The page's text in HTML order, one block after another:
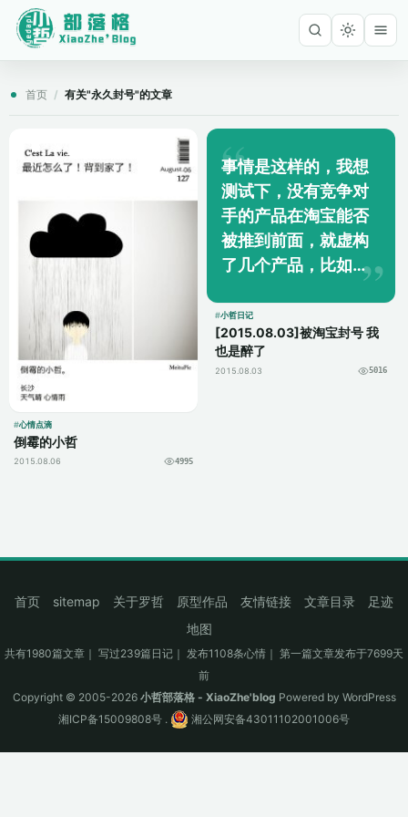
首页 / 有关"永久封号"的文章
心情点滴
倒霉的小哲
2015.08.06 4995
事情是这样的，我想
测试下，没有竞争对
手的产品在淘宝能否
被推到前面，就虚构
了几个产品，比如智
绍里写明了不要拍，
结果淘宝说我发布虚
假商品……永久封号。
小哲日记
[2015.08.03]被淘宝封号 我
也是醉了
2015.08.03 5016
首页 sitemap 关于罗哲 原型作品 友情链接 文章目录
足迹
地图
共有1980篇文章｜ 写过239篇日记｜ 发布1108条心情｜ 第一篇文章发布于7699天
前
Copyright © 2005-2026 小哲部落格 - XiaoZhe'blog Powered by WordPress
湘ICP备15009808号 . 湘公网安备43011102001006号